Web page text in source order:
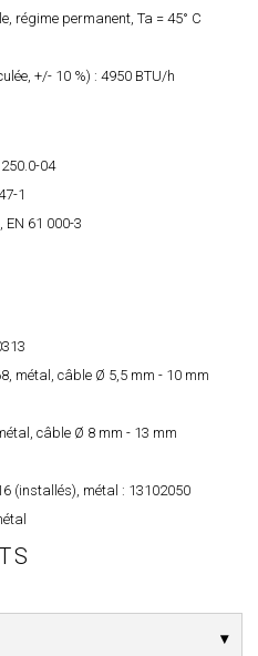
régime permanent, Ta = 45° C
+/- 10 %) : 4950 BTU/h
04
1
EN 61 000-3
métal, câble Ø 5,5 mm - 10 mm
câble Ø 8 mm - 13 mm
(installés), métal : 13102050